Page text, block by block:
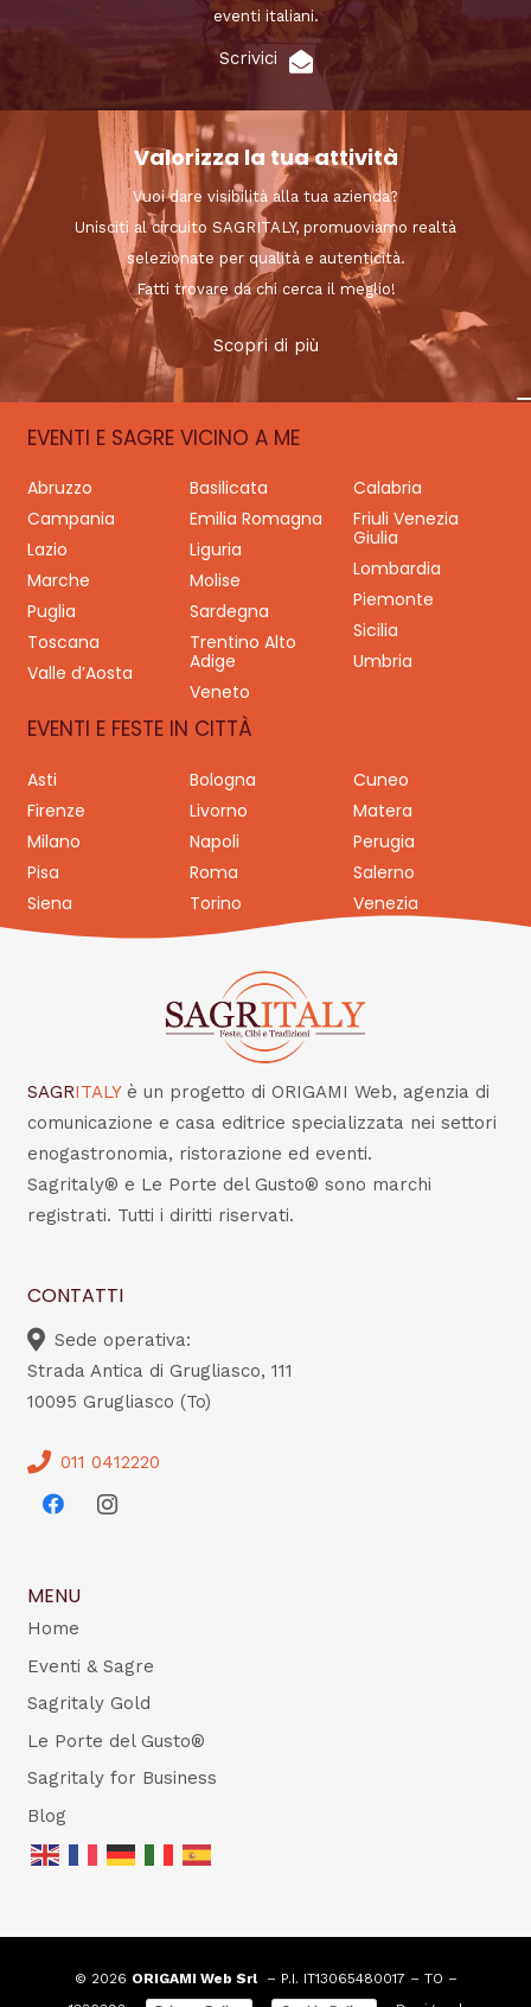
eventi italiani.
Scrivici
Valorizza la tua attività
Vuoi dare visibilità alla tua azienda?
Unisciti al circuito SAGRITALY, promuoviamo realtà
selezionate per qualità e autenticità.
Fatti trovare da chi cerca il meglio!
Scopri di più
EVENTI E SAGRE VICINO A ME
Abruzzo Basilicata
Calabria
Campania
Emilia Romagna
Friuli Venezia
Giulia
Lazio
Liguria
Lombardia
Marche
Molise
Piemonte
Puglia
Sardegna
Sicilia
Toscana
Trentino Alto
Adige
Umbria
Valle d’Aosta
Veneto
EVENTI E FESTE IN CITTÀ
Asti Bologna
Cuneo
Firenze
Livorno
Matera
Milano
Napoli
Perugia
Pisa
Roma
Salerno
Siena
Torino Venezia
SAGRITALY è un progetto di ORIGAMI Web, agenzia di
comunicazione e casa editrice specializzata nei settori
enogastronomia, ristorazione ed eventi.
Sagritaly® e Le Porte del Gusto® sono marchi
registrati. Tutti i diritti riservati.
CONTATTI
Sede operativa:
Strada Antica di Grugliasco, 111
10095 Grugliasco (To)
011 0412220
MENU
Home
Eventi & Sagre
Sagritaly Gold
Le Porte del Gusto®
Sagritaly for Business
Blog
© 2026 ORIGAMI Web Srl– P.I. IT13065480017 – TO –